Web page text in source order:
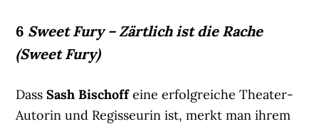
6 Sweet Fury – Zärtlich ist die Rache
(Sweet Fury)
DassSash Bischoffeine erfolgreiche Theater-
Autorin und Regisseurin ist, merkt man ihrem